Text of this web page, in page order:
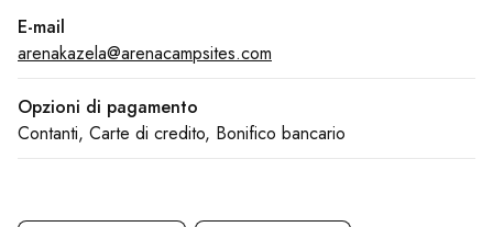
E-mail
arenakazela@arenacampsites.com
Opzioni di pagamento
Contanti, Carte di credito, Bonifico bancario